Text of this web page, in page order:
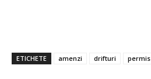
ETICHETE amenzi drifturi permis